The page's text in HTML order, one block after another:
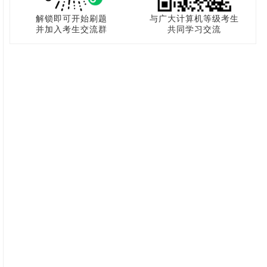
解锁即可开始刷题
并加入考生交流群
与广大计算机等级考生
共同学习交流